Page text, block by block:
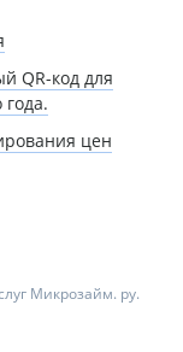
QR-код для
цен
Микрозайм. ру.